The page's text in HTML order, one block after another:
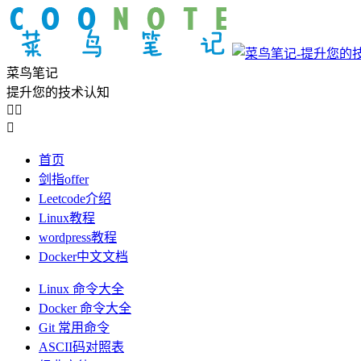
菜鸟笔记
提升您的技术认知
 

首页
剑指offer
Leetcode介绍
Linux教程
wordpress教程
Docker中文文档
Linux 命令大全
Docker 命令大全
Git 常用命令
ASCII码对照表